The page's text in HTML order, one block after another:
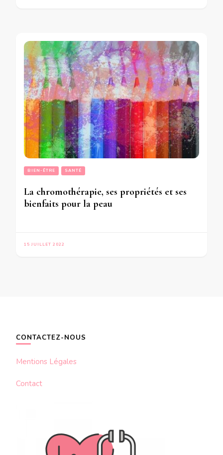
BIEN-ÊTRE SANTÉ
La chromothérapie, ses propriétés et ses
bienfaits pour la peau
15 JUILLET 2022
CONTACTEZ-NOUS
Mentions Légales
Contact